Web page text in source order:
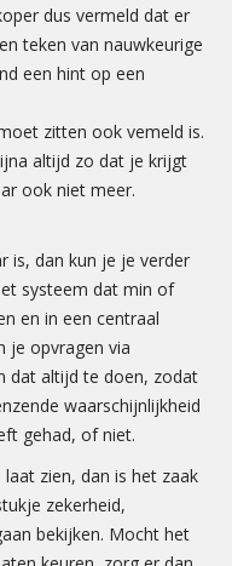
dus vermeld dat er
teken van nauwkeurige
een hint op een
zitten ook vemeld is.
altijd zo dat je krijgt
ook niet meer.
is, dan kun je je verder
systeem dat min of
en in een centraal
je opvragen via
dat altijd te doen, zodat
waarschijnlijkheid
gehad, of niet.
zien, dan is het zaak
zekerheid,
bekijken. Mocht het